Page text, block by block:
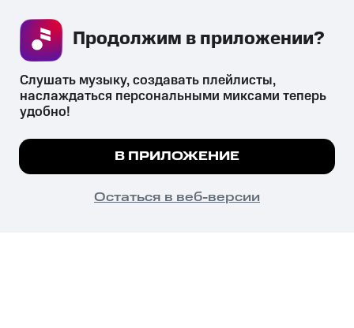
СКАЧАТЬ ПРИЛОЖЕНИЕ
психотропных веществ, их аналогов причиняет вред здоровью,
их незаконный оборот запрещён и влечёт установленную
законодательством ответственность.
© 2026 ООО «КИОН».
Все права защищены
Мы используем куки, чтобы на сайте все
Подробнее
ПОНЯТНО
Слушать музыку, создавать плейлисты,
наслаждаться персональными миксами теперь
удобно!
В ПРИЛОЖЕНИЕ
Остаться в веб-версии